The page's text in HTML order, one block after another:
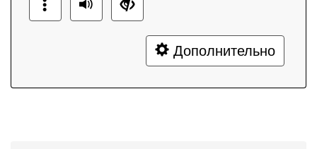
Дополнительно